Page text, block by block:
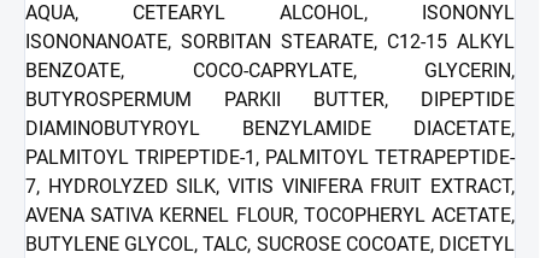
AQUA, CETEARYL ALCOHOL, ISONONYL
ISONONANOATE, SORBITAN STEARATE, C12-15 ALKYL
BENZOATE, COCO-CAPRYLATE, GLYCERIN,
BUTYROSPERMUM PARKII BUTTER, DIPEPTIDE
DIAMINOBUTYROYL BENZYLAMIDE DIACETATE,
PALMITOYL TRIPEPTIDE-1, PALMITOYL TETRAPEPTIDE-
7, HYDROLYZED SILK, VITIS VINIFERA FRUIT EXTRACT,
AVENA SATIVA KERNEL FLOUR, TOCOPHERYL ACETATE,
BUTYLENE GLYCOL, TALC, SUCROSE COCOATE, DICETYL